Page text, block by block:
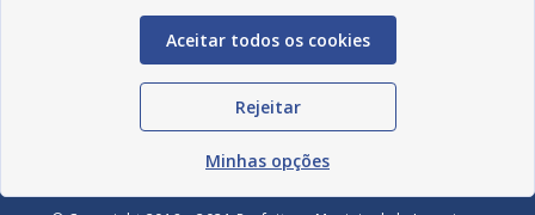
Aceitar todos os cookies
Rejeitar
Minhas opções